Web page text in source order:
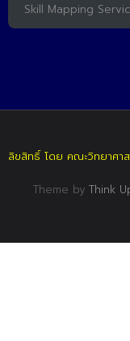
Skill Mapping
ลิขสิทธิ์ โดย คณะวิทยาศา
Theme by Think